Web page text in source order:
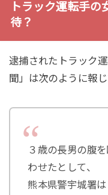
トラック運転手
待？
逮捕されたトラック
聞」は次のように報じ
３歳の長男の腹
わせたとして、
熊本県警宇城署は